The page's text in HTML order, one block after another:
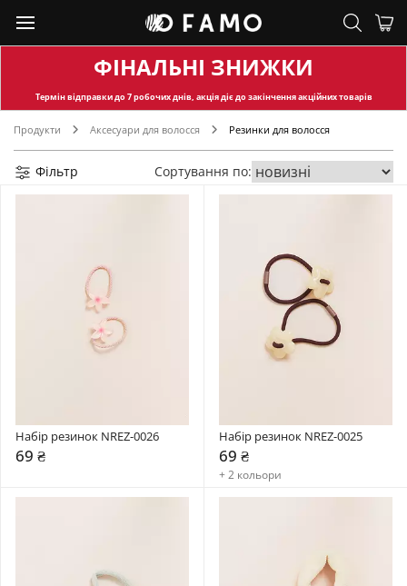
ФІНАЛЬНІ ЗНИЖКИ
Термін відправкидо 7 робочих днів, акція діє до закінчення акційних товарів
Продукти Аксесуари для волосся Резинки для волосся
Фільтр Сортування по:
Набір резинок NREZ-0026
69 ₴
Набір резинок NREZ-0025
69 ₴
+ 2 кольори